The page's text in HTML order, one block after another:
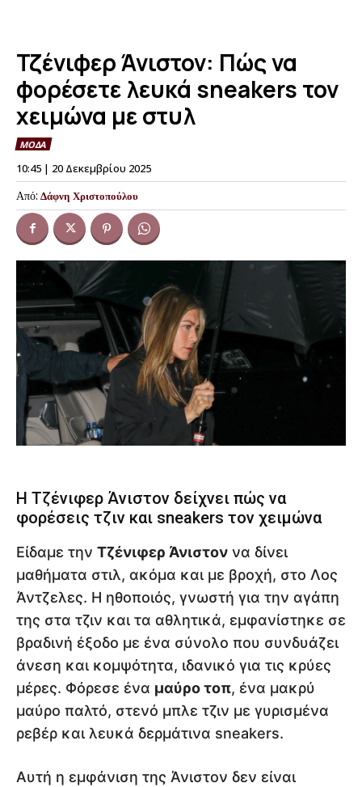
Τζένιφερ Άνιστον: Πώς να
φορέσετε λευκά sneakers τον
χειμώνα με στυλ
ΜΟΔΑ
10:45 | 20 Δεκεμβρίου 2025
Από: Δάφνη Χριστοπούλου
Η Τζένιφερ Άνιστον δείχνει πώς να
φορέσεις τζιν και sneakers τον χειμώνα
Είδαμε την Τζένιφερ Άνιστον να δίνει
μαθήματα στιλ, ακόμα και με βροχή, στο Λος
Άντζελες. Η ηθοποιός, γνωστή για την αγάπη
της στα τζιν και τα αθλητικά, εμφανίστηκε σε
βραδινή έξοδο με ένα σύνολο που συνδυάζει
άνεση και κομψότητα, ιδανικό για τις κρύες
μέρες. Φόρεσε ένα μαύρο τοπ, ένα μακρύ
μαύρο παλτό, στενό μπλε τζιν με γυρισμένα
ρεβέρ και λευκά δερμάτινα sneakers.
Αυτή η εμφάνιση της Άνιστον δεν είναι